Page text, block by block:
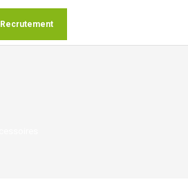
Recrutement